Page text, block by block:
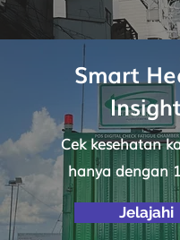
Smart
Cek kesehatan
hanya dengan
Jelajahi